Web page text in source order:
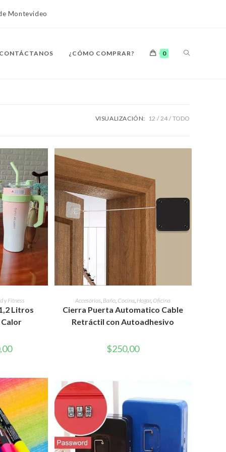
Montevideo
CONTÁCTANOS ¿CÓMO COMPRAR? 0 ALTERNAR
LA
VISUALIZACIÓN: 12 24 TODO
y Fitness
Litros
El
precio
AÑADIR AL CARRITO
Accesorios, Baño, Cocina, Hogar, Oficina
Cierra Puerta Automatico Cable
Retráctil con Autoadhesivo
$250,00